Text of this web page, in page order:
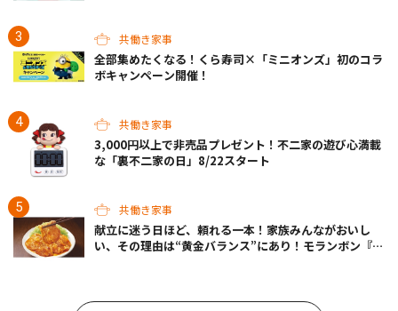
共働き家事
全部集めたくなる！くら寿司×「ミニオンズ」初のコラ
ボキャンペーン開催！
共働き家事
3,000円以上で非売品プレゼント！不二家の遊び心満載
な「裏不二家の日」8/22スタート
共働き家事
献立に迷う日ほど、頼れる一本！家族みんながおいし
い、その理由は“黄金バランス”にあり！モランボン『生